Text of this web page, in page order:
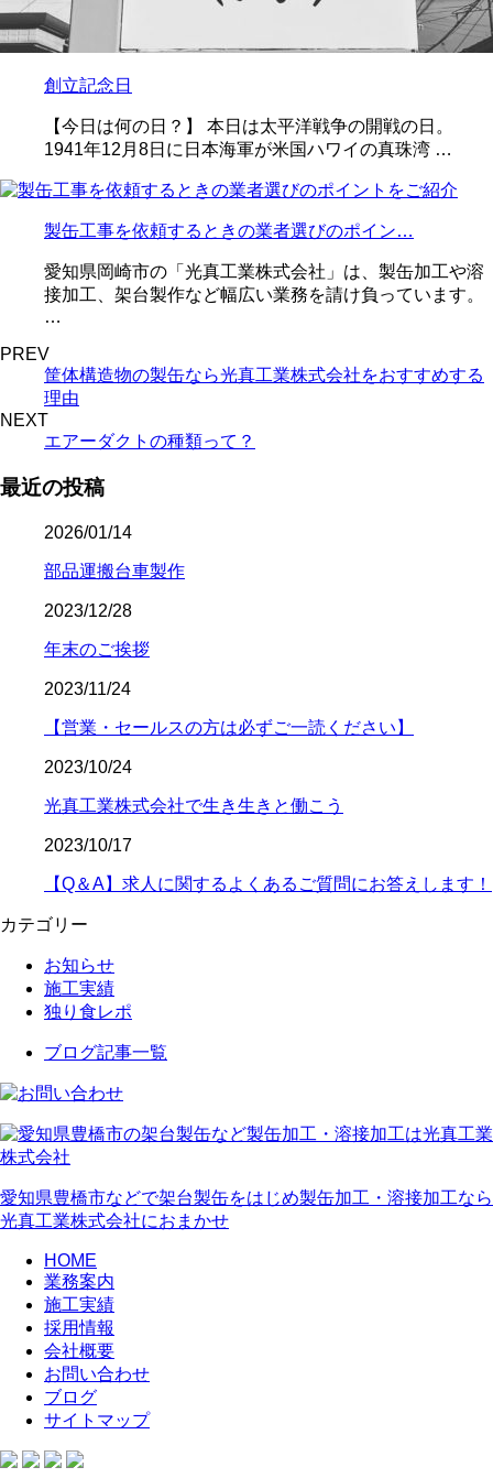
創立記念日
【今日は何の日？】 本日は太平洋戦争の開戦の日。
1941年12月8日に日本海軍が米国ハワイの真珠湾 …
製缶工事を依頼するときの業者選びのポイン…
愛知県岡崎市の「光真工業株式会社」は、製缶加工や溶
接加工、架台製作など幅広い業務を請け負っています。
…
PREV
筐体構造物の製缶なら光真工業株式会社をおすすめする
理由
NEXT
エアーダクトの種類って？
最近の投稿
2026/01/14
部品運搬台車製作
2023/12/28
年末のご挨拶
2023/11/24
【営業・セールスの方は必ずご一読ください】
2023/10/24
光真工業株式会社で生き生きと働こう
2023/10/17
【Q＆A】求人に関するよくあるご質問にお答えします！
カテゴリー
お知らせ
施工実績
独り食レポ
ブログ記事一覧
愛知県豊橋市などで架台製缶をはじめ製缶加工・溶接加工なら
光真工業株式会社におまかせ
HOME
業務案内
施工実績
採用情報
会社概要
お問い合わせ
ブログ
サイトマップ